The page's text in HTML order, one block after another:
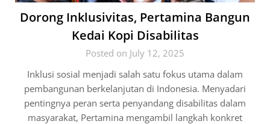
Dorong Inklusivitas, Pertamina Bangun
Kedai Kopi Disabilitas
Posted on July 12, 2025
Inklusi sosial menjadi salah satu fokus utama dalam
pembangunan berkelanjutan di Indonesia. Menyadari
pentingnya peran serta penyandang disabilitas dalam
masyarakat, Pertamina mengambil langkah konkret